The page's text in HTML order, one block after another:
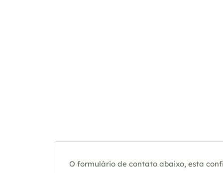
O formulário de contato abaixo, esta